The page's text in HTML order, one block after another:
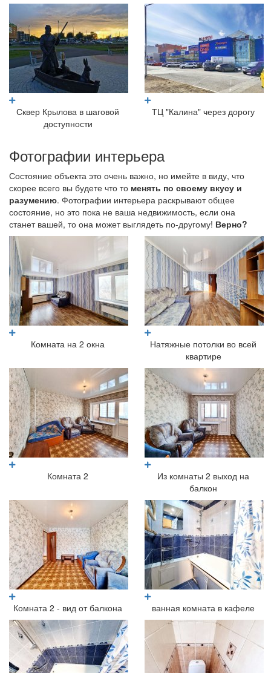
Сквер Крылова в шаговой
доступности
ТЦ "Калина" через дорогу
Фотографии интерьера
Состояние объекта это очень важно, но имейте в виду, что
скорее всего вы будете что то менять по своему вкусу и
разумению. Фотографии интерьера раскрывают общее
состояние, но это пока не ваша недвижимость, если она
станет вашей, то она может выглядеть по-другому! Верно?
Комната на 2 окна
Натяжные потолки во всей
квартире
Комната 2
Из комнаты 2 выход на
балкон
Комната 2 - вид от балкона ванная комната в кафеле